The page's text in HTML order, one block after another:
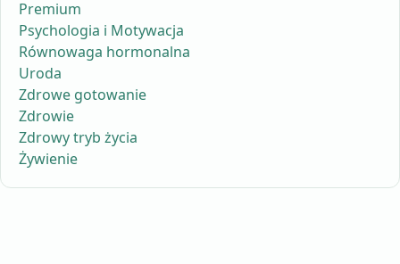
Premium
Psychologia i Motywacja
Równowaga hormonalna
Uroda
Zdrowe gotowanie
Zdrowie
Zdrowy tryb życia
Żywienie